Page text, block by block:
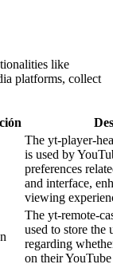
like
platforms, collect
The yt-player-
is used by
preferences
and interface,
viewing
The yt-remote-
used to store the
regarding
on their